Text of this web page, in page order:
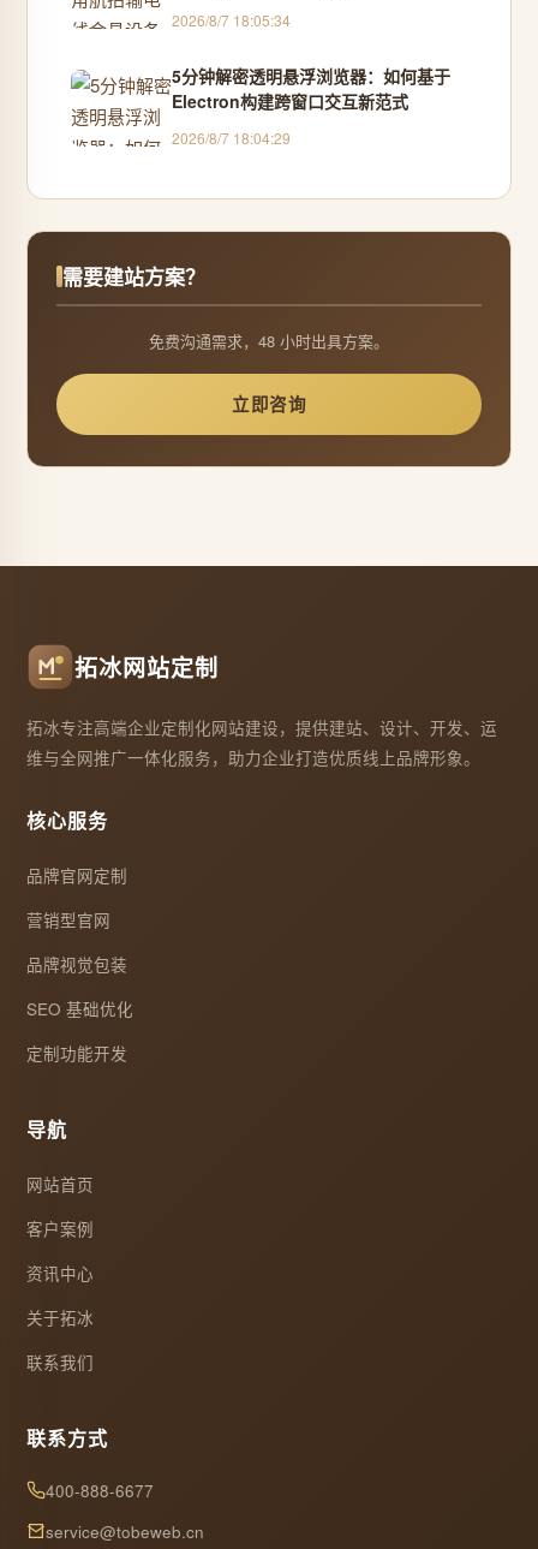
2026/8/7 18:05:34
5分钟解密透明悬浮浏览器：如何基于
Electron构建跨窗口交互新范式
2026/8/7 18:04:29
需要建站方案？
免费沟通需求，48 小时出具方案。
立即咨询
拓冰网站定制
拓冰专注高端企业定制化网站建设，提供建站、设计、开发、运
维与全网推广一体化服务，助力企业打造优质线上品牌形象。
核心服务
品牌官网定制
营销型官网
品牌视觉包装
SEO 基础优化
定制功能开发
导航
网站首页
客户案例
资讯中心
关于拓冰
联系我们
联系方式
400-888-6677
service@tobeweb.cn